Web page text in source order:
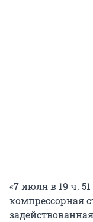
«7 июля в 19 ч.
компрессорная